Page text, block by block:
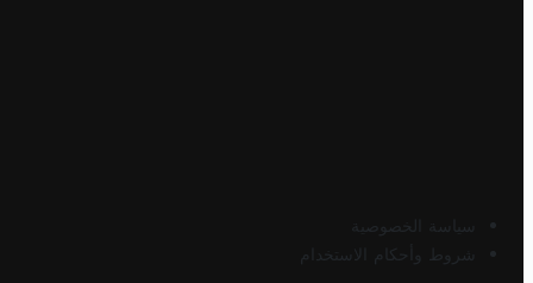
سياسة الخصوصية
شروط وأحكام الاستخدام